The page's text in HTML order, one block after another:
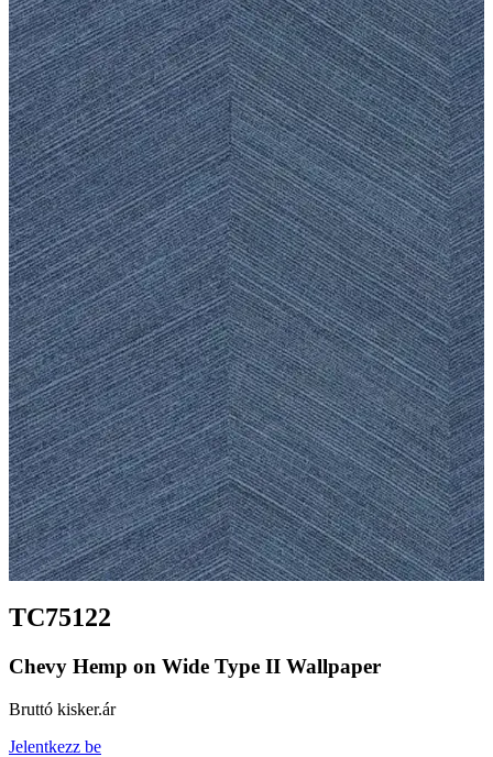
TC75122
Chevy Hemp on Wide Type II Wallpaper
Bruttó kisker.ár
Jelentkezz be